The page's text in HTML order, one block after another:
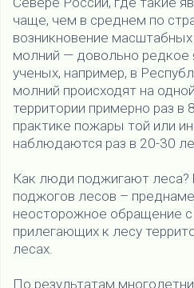
чаще, чем в среднем по
возникновение
молний — довольно редкое
ученых, например, в
молний происходят на
территории примерно раз в
практике пожары той или
наблюдаются раз в 20-30
Как люди поджигают леса?
поджогов лесов –
неосторожное обращение с
прилегающих к лесу
лесах.
По результатам